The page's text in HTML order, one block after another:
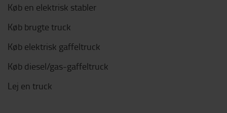
Køb en elektrisk stabler
Køb brugte truck
Køb elektrisk gaffeltruck
Køb diesel/gas-gaffeltruck
Lej en truck